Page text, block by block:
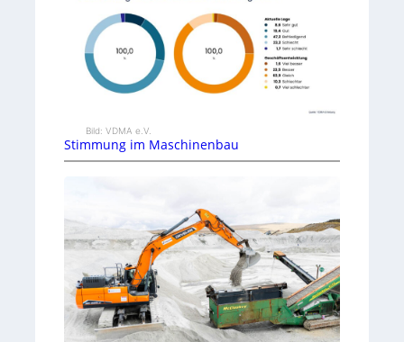
Bild: VDMA e.V.
Stimmung im Maschinenbau